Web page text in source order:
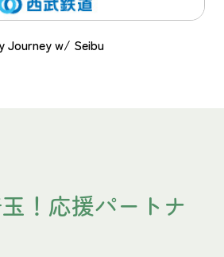
Journey w/ Seibu
！応援パートナ